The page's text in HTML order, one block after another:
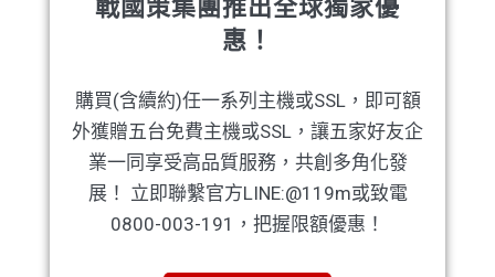
戰國策集團推出全球獨家優
惠！
購買(含續約)任一系列主機或SSL，即可額
外獲贈五台免費主機或SSL，讓五家好友企
業一同享受高品質服務，共創多角化發
展！ 立即聯繫官方LINE:@119m或致電
0800-003-191，把握限額優惠！